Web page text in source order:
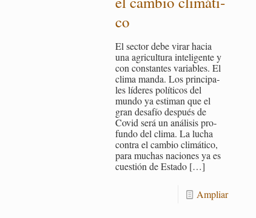
co
El sec­tor debe virar hacia
una agri­cul­tu­ra in­te­li­gen­te y
con cons­tan­tes va­ria­bles. El
clima manda. Los prin­ci­pa­
les lí­de­res po­lí­ti­cos del
mundo ya es­ti­man que el
gran desa­fío des­pués de
Covid será un aná­li­sis pro­
fun­do del clima. La lucha
con­tra el cam­bio cli­má­ti­co,
para mu­chas na­cio­nes ya es
cues­tión de Es­ta­do […]
Am­pliar